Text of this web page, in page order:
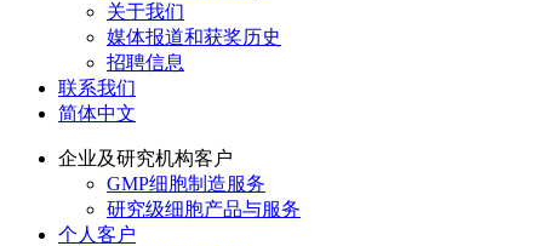
关于我们
媒体报道和获奖历史
招聘信息
联系我们
简体中文
企业及研究机构客户
GMP细胞制造服务
研究级细胞产品与服务
个人客户